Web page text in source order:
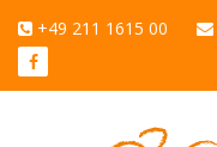
+49 211 1615 00